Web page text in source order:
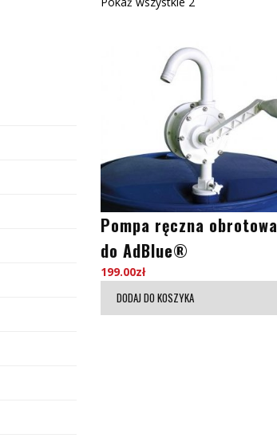
Pompa ręczna obrotowa
do AdBlue®
199.00zł
DODAJ DO KOSZYKA